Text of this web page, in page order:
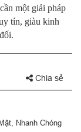
một giải pháp
tín, giàu kinh
Chia sẻ
Nhanh Chóng